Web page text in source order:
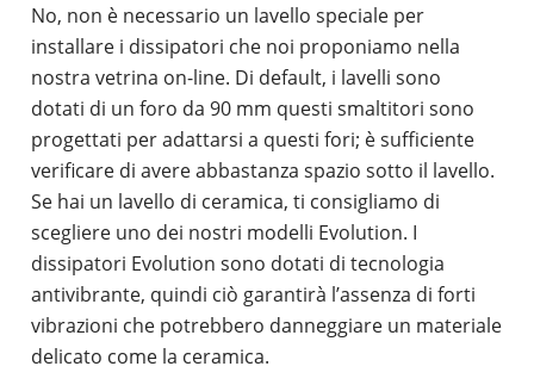
No, non è necessario un lavello speciale per
installare i dissipatori che noi proponiamo nella
nostra vetrina on-line. Di default, i lavelli sono
dotati di un foro da 90 mm questi smaltitori sono
progettati per adattarsi a questi fori; è sufficiente
verificare di avere abbastanza spazio sotto il lavello.
Se hai un lavello di ceramica, ti consigliamo di
scegliere uno dei nostri modelli Evolution. I
dissipatori Evolution sono dotati di tecnologia
antivibrante, quindi ciò garantirà l’assenza di forti
vibrazioni che potrebbero danneggiare un materiale
delicato come la ceramica.